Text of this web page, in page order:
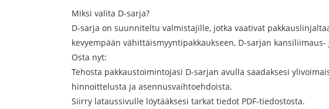
Miksi valita D-sarja?
D-sarja on suunniteltu valmistajille, jotka vaativat
kevyempään vähittäismyyntipakkaukseen, D-sarjan
Osta nyt:
Tehosta pakkaustoimintojasi D-sarjan avulla saadaksesi
hinnoittelusta ja asennusvaihtoehdoista.
Siirry lataussivulle löytääksesi tarkat tiedot PDF-tiedostosta.